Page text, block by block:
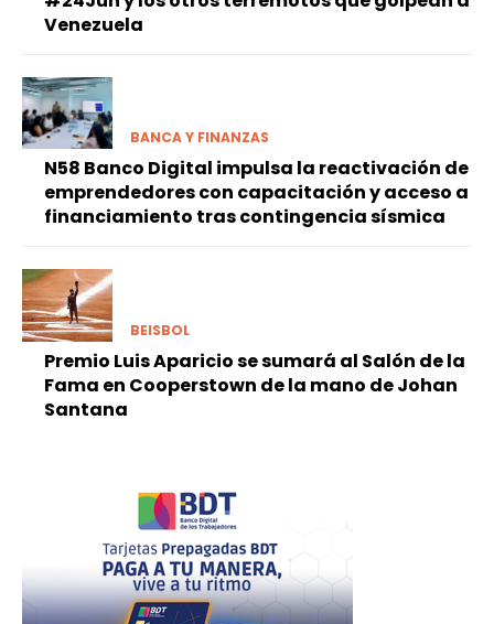
Venezuela
BANCA Y FINANZAS
N58 Banco Digital impulsa la reactivación de
emprendedores con capacitación y acceso a
financiamiento tras contingencia sísmica
BEISBOL
Premio Luis Aparicio se sumará al Salón de la
Fama en Cooperstown de la mano de Johan
Santana